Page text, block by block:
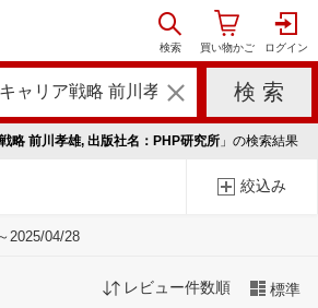
略 前川孝雄, 出版社名：PHP研究所 」の検索結果
絞込み
2025/04/28
レビュー件数順 標準